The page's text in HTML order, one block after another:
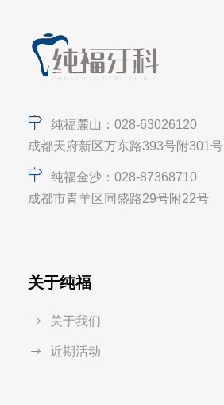
纯福麓山：028-63026120
成都天府新区万东路393号附301号
纯福金沙：028-87368710
成都市青羊区同盛路29号附22号
关于纯福
关于我们
近期活动